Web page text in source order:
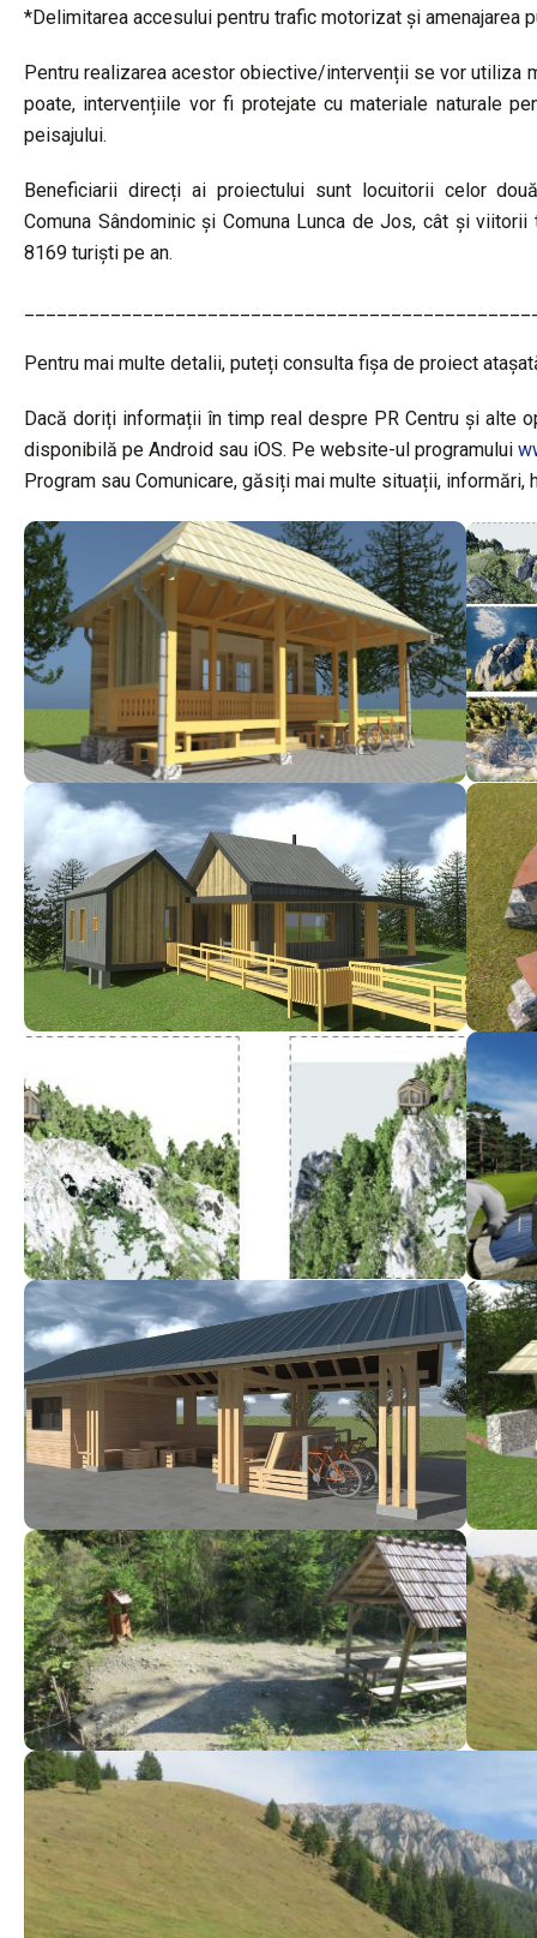
*Delimitarea accesului pentru trafic motorizat și amenajarea
Pentru realizarea acestor obiective/intervenții se vor utiliza
poate, intervențiile vor fi protejate cu materiale naturale
peisajului.
Beneficiarii direcți ai proiectului sunt locuitorii celor
Comuna Sândominic și Comuna Lunca de Jos, cât și
8169 turiști pe an.
Pentru mai multe detalii, puteți consulta fișa de proiect
Dacă doriți informații în timp real despre PR Centru și alte
disponibilă pe Android sau iOS. Pe website-ul programului
Program sau Comunicare, găsiți mai multe situații,